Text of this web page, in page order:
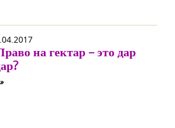
на гектар – это дар